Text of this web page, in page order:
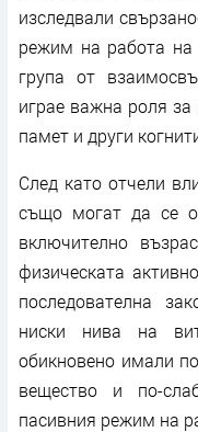
изследвали
режим на работа
група от
играе важна роля
памет и други
След като отчели
също могат да се
включително
физическата
последователна
ниски нива на
обикновено имали
вещество и по-
пасивния режим на